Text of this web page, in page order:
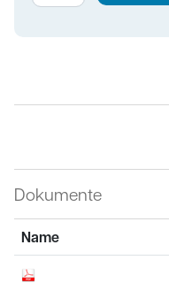
Dokumente
Name